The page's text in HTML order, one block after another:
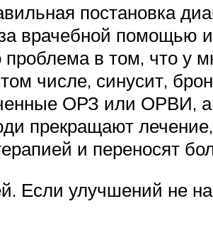
постановка
врачебной помощью
в том, что у
числе, синусит,
ОРЗ или ОРВИ,
прекращают лечение,
и переносят
Если улучшений не